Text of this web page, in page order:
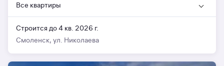
Все квартиры
Строится до 4 кв. 2026 г.
Смоленск, ул. Николаева